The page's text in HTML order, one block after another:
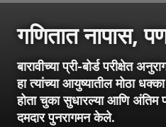
गणितात नापास,
बारावीच्या प्री-बोर्ड परीक्षेत
हा त्यांच्या आयुष्यातील मोठा
होता चुका सुधारल्या आणि
दमदार पुनरागमन केले.